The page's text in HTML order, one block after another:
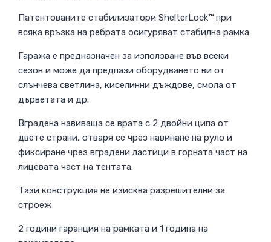
Патентованите стабилизатори ShelterLock™ при
всяка връзка на ребрата осигуряват стабилна рамка
Гаража е предназначен за използване във всеки
сезон и може да предпази оборудването ви от
слънчева светлина, киселинни дъждове, смола от
дърветата и др.
Вградена навиваща се врата с 2 двойни ципа от
двете страни, отваря се чрез навинане на руло и
фиксиране чрез вградени ластици в горната част на
лицевата част на тентата.
Тази конструкция не изисква разрешителни за
строеж
2 години гаранция на рамката и 1 година на